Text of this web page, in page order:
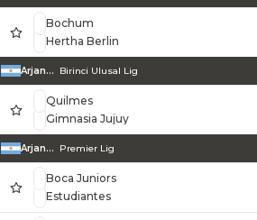
Bochum
Hertha Berlin
Arjantin Birinci Ulusal Lig
Quilmes
Gimnasia Jujuy
Arjantin Premier Lig
Boca Juniors
Estudiantes